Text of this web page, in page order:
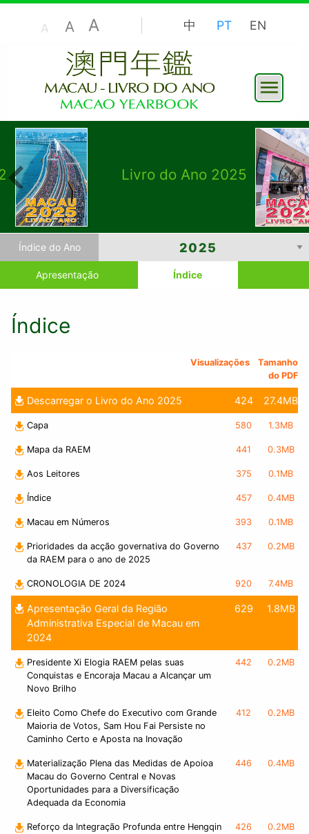
A A A 中 PT EN
Livro do Ano 2025
Índice do Ano
Apresentação Índice
Índice
Visualizações
Tamanho
do PDF
Descarregar o Livro do Ano 2025 424 27.4MB
Capa 580 1.3MB
Mapa da RAEM 441 0.3MB
Aos Leitores 375 0.1MB
Índice 457 0.4MB
Macau em Números 393 0.1MB
Prioridades da acção governativa do Governo
da RAEM para o ano de 2025
437 0.2MB
CRONOLOGIA DE 2024 920 7.4MB
Apresentação Geral da Região
Administrativa Especial de Macau em
2024
629 1.8MB
Presidente Xi Elogia RAEM pelas suas
Conquistas e Encoraja Macau a Alcançar um
Novo Brilho
442 0.2MB
Eleito Como Chefe do Executivo com Grande
Maioria de Votos, Sam Hou Fai Persiste no
Caminho Certo e Aposta na Inovação
412 0.2MB
Materialização Plena das Medidas de Apoioa
Macau do Governo Central e Novas
Oportunidades para a Diversificação
Adequada da Economia
446 0.4MB
Reforço da Integração Profunda entre Hengqin
426 0.2MB